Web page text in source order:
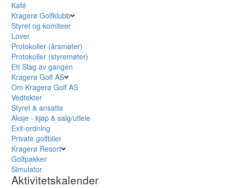
Kafé
Kragerø Golfklubb
Styret og komiteer
Lover
Protokoller (årsmøter)
Protokoller (styremøter)
Ett Slag av gangen
Kragerø Golf AS
Om Kragerø Golf AS
Vedtekter
Styret & ansatte
Aksje - kjøp & salg/utleie
Exit-ordning
Private golfbiler
Kragerø Resort
Golfpakker
Simulator
Aktivitetskalender